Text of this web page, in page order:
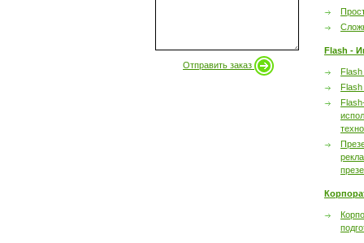
Отправить заказ
Flash -
Flash